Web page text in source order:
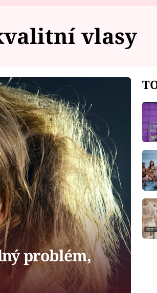
vlasy
problém,